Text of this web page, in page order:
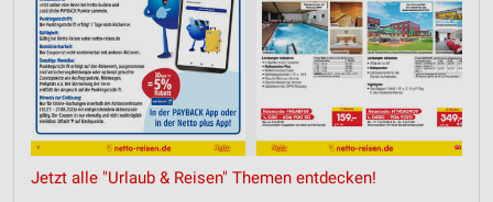
Jetzt alle "Urlaub & Reisen" Themen entdecken!